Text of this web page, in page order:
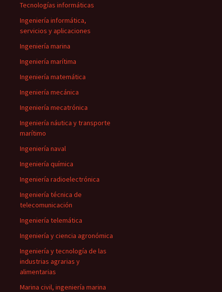
Tecnologías informáticas
Ingeniería informática,
servicios y aplicaciones
Ingeniería marina
Ingeniería marítima
Ingeniería matemática
Ingeniería mecánica
Ingeniería mecatrónica
Ingeniería náutica y transporte
marítimo
Ingeniería naval
Ingeniería química
Ingeniería radioelectrónica
Ingeniería técnica de
telecomunicación
Ingeniería telemática
Ingeniería y ciencia agronómica
Ingeniería y tecnología de las
industrias agrarias y
alimentarias
Marina civil, ingeniería marina